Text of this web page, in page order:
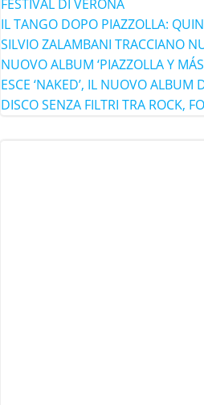
FESTIVAL DI VERONA
IL TANGO DOPO PIAZZOLLA:
SILVIO ZALAMBANI TRACCIANO
NUOVO ALBUM ‘PIAZZOLLA Y MÁS
ESCE ‘NAKED’, IL NUOVO
DISCO SENZA FILTRI TRA ROCK,